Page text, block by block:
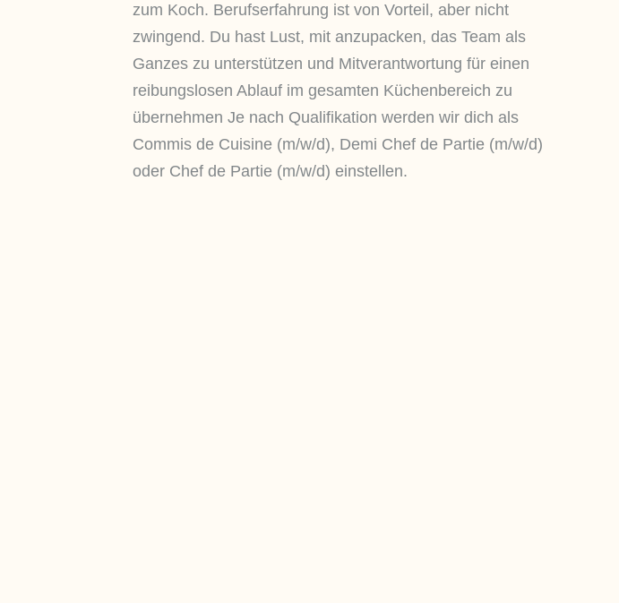
zum Koch. Berufserfahrung ist von Vorteil, aber nicht
zwingend. Du hast Lust, mit anzupacken, das Team als
Ganzes zu unterstützen und Mitverantwortung für einen
reibungslosen Ablauf im gesamten Küchenbereich zu
übernehmen Je nach Qualifikation werden wir dich als
Commis de Cuisine (m/w/d), Demi Chef de Partie (m/w/d)
oder Chef de Partie (m/w/d) einstellen.